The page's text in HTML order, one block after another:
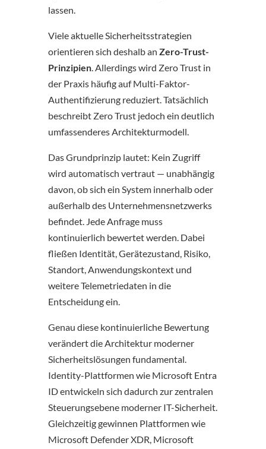
lassen.
Viele aktuelle Sicherheitsstrategien
orientieren sich deshalb an Zero-Trust-
Prinzipien. Allerdings wird Zero Trust in
der Praxis häufig auf Multi-Faktor-
Authentifizierung reduziert. Tatsächlich
beschreibt Zero Trust jedoch ein deutlich
umfassenderes Architekturmodell.
Das Grundprinzip lautet: Kein Zugriff
wird automatisch vertraut — unabhängig
davon, ob sich ein System innerhalb oder
außerhalb des Unternehmensnetzwerks
befindet. Jede Anfrage muss
kontinuierlich bewertet werden. Dabei
fließen Identität, Gerätezustand, Risiko,
Standort, Anwendungskontext und
weitere Telemetriedaten in die
Entscheidung ein.
Genau diese kontinuierliche Bewertung
verändert die Architektur moderner
Sicherheitslösungen fundamental.
Identity-Plattformen wie Microsoft Entra
ID entwickeln sich dadurch zur zentralen
Steuerungsebene moderner IT-Sicherheit.
Gleichzeitig gewinnen Plattformen wie
Microsoft Defender XDR, Microsoft